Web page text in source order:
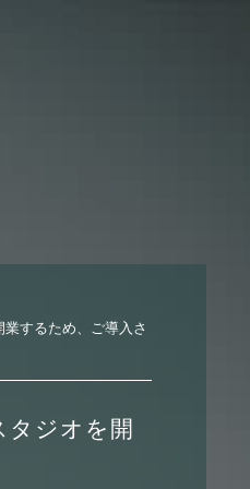
するため、ご導入さ
タジオを開